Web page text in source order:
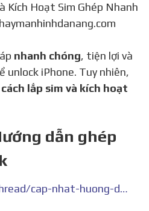
Kích Hoạt Sim Ghép Nhanh
nhanh chóng, tiện lợi và
iPhone. Tuy nhiên,
cách lắp sim và kích hoạt
dẫn ghép
https://tinhte.vn/thread/cap-nhat-huong-dan-ghep-sim-iphone-lock.2798766/